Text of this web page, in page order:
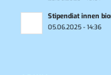
Stipendiat innen
05.06.2025 - 14:36